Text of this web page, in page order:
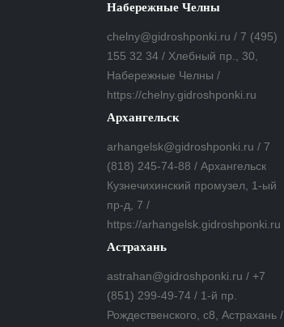
Набережные Челны
chelny@gidroshponki.ru / 7 (495)
155 32 34 / Хлебный пр., 30,
Набережные Челны /
https://chelny.gidroshponki.ru
Архангельск
arhangelsk@gidroshponki.ru / 7
(818) 245-74-88 / Архангельск
Кузнечихинский промузел, 1-ый
пр-д, 7 /
https://arhangelsk.gidroshponki.ru
Астрахань
astrahan@gidroshponki.ru / +7
(851) 299-49-74 / 1-й пр.
Рождественского, с8, Астрахань /